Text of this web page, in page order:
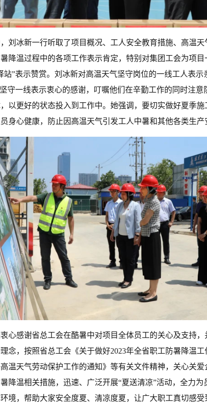
刘冰新一行听取了项目概况、工人安全教育措施、高温天
降温过程中的各项工作表示肯定，特别对集团工会为项目
站”表示赞赏。刘冰新对高温天气坚守岗位的一线工人表示
守一线表示衷心的感谢，叮嘱他们在辛勤工作的同时注意
以更好的状态投入到工作中。她强调，要切实做好夏季施
身心健康，防止因高温天气引发工人中暑和其他各类生产
心感谢省总工会在酷暑中对项目全体员工的关心及支持
念，按照省总工会《关于做好2023年全省职工防暑降温工
温天气劳动保护工作的通知》等有关文件精神，关心关
降温相关措施，迅速、广泛开展“夏送清凉”活动，全力为
境，帮助大家安全度夏、清凉度夏，让广大职工真切感受